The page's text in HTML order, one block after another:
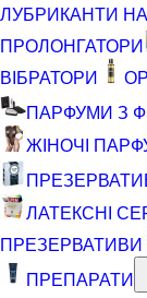
ЛУБРИКАНТИ
ПРОЛОНГАТОРИ
ВІБРАТОРИ
ПАРФУМИ З
ЖІНОЧІ
ЛАТЕКСНІ
ПРЕЗЕРВАТИВИ
ПРЕПАРАТИ